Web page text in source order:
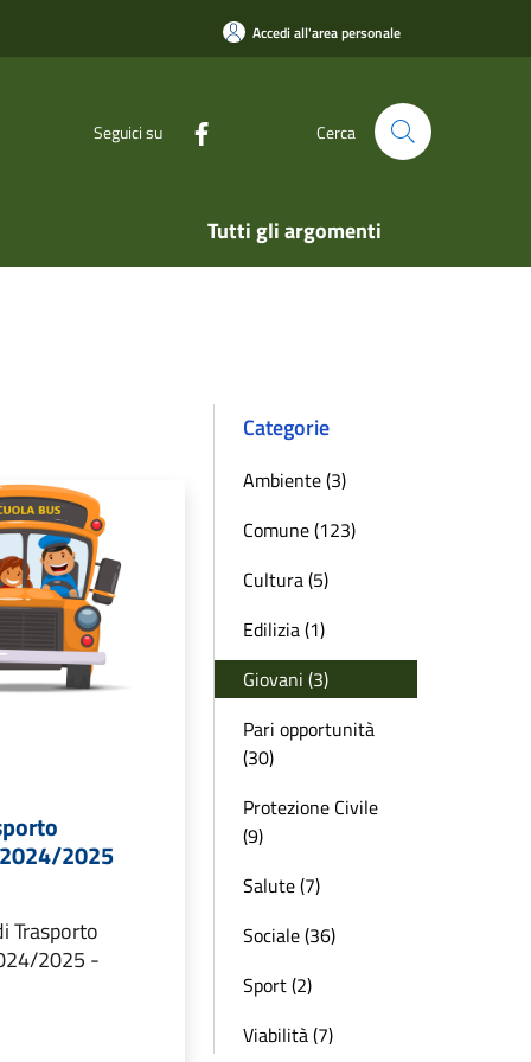
Accedi all'area personale
Seguici su Cerca
Tutti gli argomenti
2025
Trasporto
2025 -
Categorie
Ambiente (3)
Comune (123)
Cultura (5)
Edilizia (1)
Giovani (3)
Pari opportunità
(30)
Protezione Civile
(9)
Salute (7)
Sociale (36)
Sport (2)
Viabilità (7)